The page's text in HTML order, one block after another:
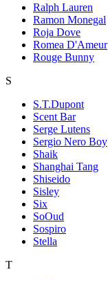
Ralph Lauren
Ramon Monegal
Roja Dove
Romea D'Ameur
Rouge Bunny
S
S.T.Dupont
Scent Bar
Serge Lutens
Sergio Nero Boy
Shaik
Shanghai Tang
Shiseido
Sisley
Six
SoOud
Sospiro
Stella
T